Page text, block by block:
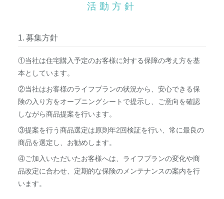
活動方針
募集方針
①当社は住宅購入予定のお客様に対する保障の考え方を基
本としています。
②当社はお客様のライフプランの状況から、安心できる保
険の入り方をオープニングシートで提示し、ご意向を確認
しながら商品提案を行います。
③提案を行う商品選定は原則年2回検証を行い、常に最良の
商品を選定し、お勧めします。
④ご加入いただいたお客様へは、ライフプランの変化や商
品改定に合わせ、定期的な保険のメンテナンスの案内を行
います。